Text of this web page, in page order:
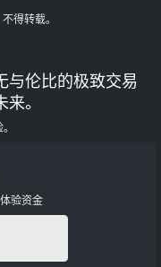
得转载。
与伦比的极致交易
。
验资金